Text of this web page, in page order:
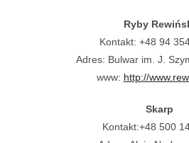
Ryby
Kontakt: +48 94
Adres: Bulwar im. J.
www: http://
Skarp
Kontakt:+48 500